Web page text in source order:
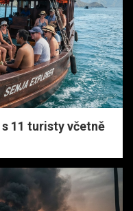
11 turisty včetně